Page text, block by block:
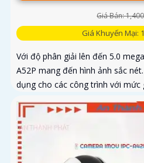
Giá Bán:
Giá Khuyến Mại:
Với độ phân giải lên đến 5.0
A52P mang đến hình ảnh sắc
dụng cho các công trình với mức
năng quan...